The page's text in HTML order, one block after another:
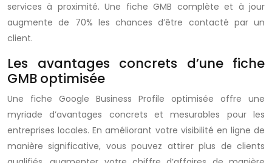
services à proximité. Une fiche GMB complète et à jour
augmente de 70% les chances d’être contacté par un
client.
Les avantages concrets d’une fiche
GMB optimisée
Une fiche Google Business Profile optimisée offre une
myriade d’avantages concrets et mesurables pour les
entreprises locales. En améliorant votre visibilité en ligne de
manière significative, vous pouvez attirer plus de clients